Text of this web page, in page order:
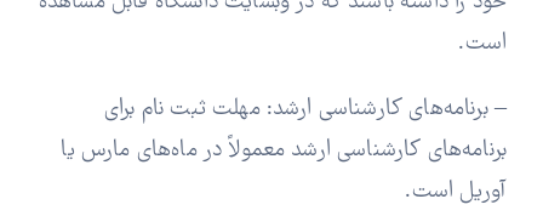
است.
– برنامه‌های کارشناسی ارشد: مهلت ثبت نام برای
برنامه‌های کارشناسی ارشد معمولاً در ماه‌های مارس یا
آوریل است.